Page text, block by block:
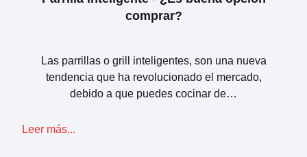
comprar?
Las parrillas o grill inteligentes, son una nueva
tendencia que ha revolucionado el mercado,
debido a que puedes cocinar de…
Leer más...